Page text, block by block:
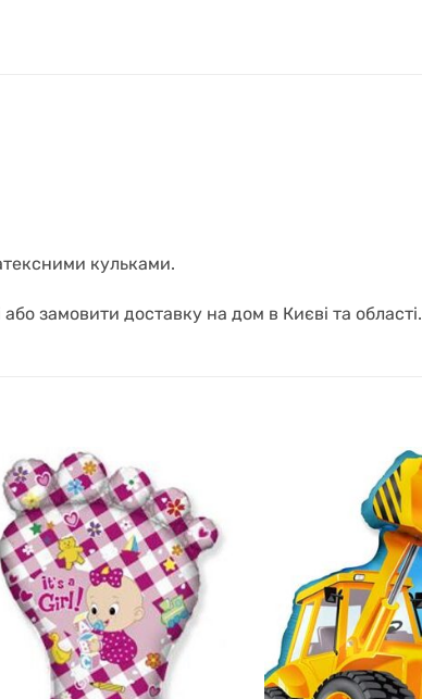
кульками.
замовити доставку на дом в Києві та області.